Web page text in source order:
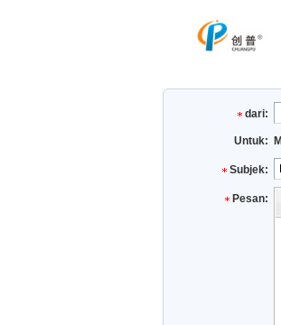
dari:
Untuk:
Subjek:
Pesan: